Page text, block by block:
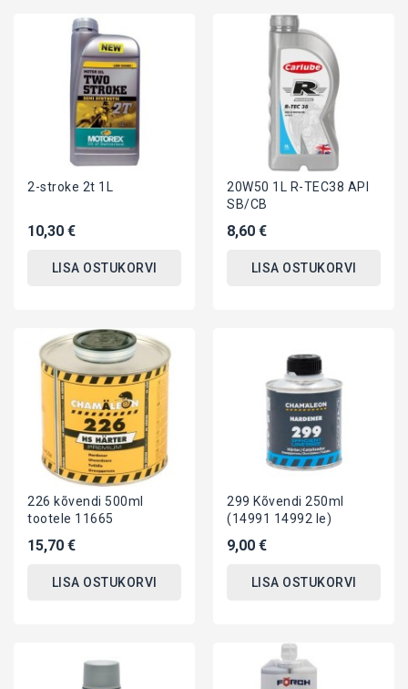
2-stroke 2t 1L
10,30 €
LISA OSTUKORVI
20W50 1L R-TEC38 API
SB/CB
8,60 €
LISA OSTUKORVI
226 kõvendi 500ml
tootele 11665
15,70 €
LISA OSTUKORVI
299 Kõvendi 250ml
(14991 14992 le)
9,00 €
LISA OSTUKORVI